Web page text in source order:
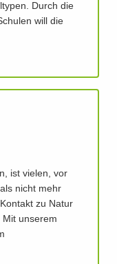
Durch die
will die
ist vielen, vor
nicht mehr
zu Natur
Mit unserem